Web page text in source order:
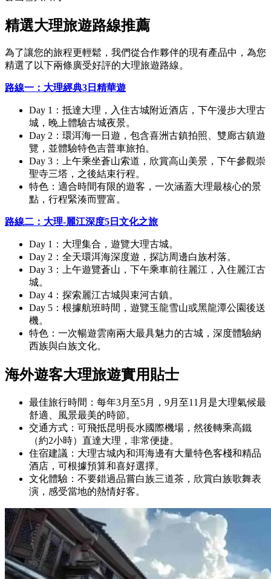
精選大理旅遊路線推薦
為了讓您的旅程更輕鬆，我們從合作夥伴的現有產品中，為您
精選了以下兩條廣受好評的大理旅遊路線。
路線一：大理經典3日精華遊
Day 1：抵達大理，入住古城附近酒店，下午漫步大理古
城，晚上體驗古城夜景。
Day 2：環洱海一日遊，包含喜洲古鎮拍照、雙廊古鎮遊
覽，並體驗特色吉普車旅拍。
Day 3：上午乘坐蒼山索道，欣賞高山美景，下午參觀崇
聖寺三塔，之後結束行程。
特色：適合時間有限的遊客，一次涵蓋大理最核心的景
點，行程緊湊而豐富。
路線二：大理-麗江深度5日文化之旅
Day 1：大理集合，遊覽大理古城。
Day 2：全天環洱海深度遊，探訪周邊白族村落。
Day 3：上午遊覽蒼山，下午乘車前往麗江，入住麗江古
城。
Day 4：探索麗江古城與束河古鎮。
Day 5：根據航班時間，遊覽玉龍雪山或黑龍潭公園後送
機。
特色：一次暢遊雲南兩大最具魅力的古城，深度體驗納
西族與白族文化。
海外遊客大理旅遊實用貼士
最佳旅行時間：每年3月至5月，9月至11月是大理氣候最
舒適、風景最美的時節。
交通方式：可飛抵昆明長水國際機場，然後轉乘高鐵
（約2小時）直達大理，非常便捷。
住宿建議：大理古城內和洱海邊有大量特色客棧和精品
酒店，可根據預算和喜好選擇。
文化體驗：不要錯過品嘗白族三道茶，欣賞白族歌舞表
演，感受當地的熱情好客。